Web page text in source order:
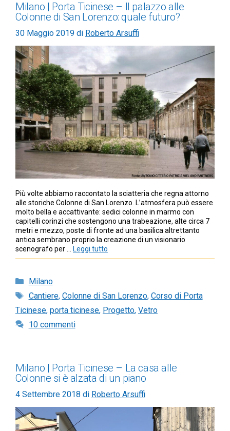
Milano | Porta Ticinese – Il palazzo alle
Colonne di San Lorenzo: quale futuro?
30 Maggio 2019 di Roberto Arsuffi
Più volte abbiamo raccontato la sciatteria che regna attorno
alle storiche Colonne di San Lorenzo. L’atmosfera può essere
molto bella e accattivante: sedici colonne in marmo con
capitelli corinzi che sostengono una trabeazione, alte circa 7
metri e mezzo, poste di fronte ad una basilica altrettanto
antica sembrano proprio la creazione di un visionario
scenografo per …
Leggi tutto
Categorie
Milano
Tag
Cantiere, Colonne di San Lorenzo, Corso di Porta
Ticinese, porta ticinese, Progetto, Vetro
10 commenti
Milano | Porta Ticinese – La casa alle
Colonne si è alzata di un piano
4 Settembre 2018 di Roberto Arsuffi